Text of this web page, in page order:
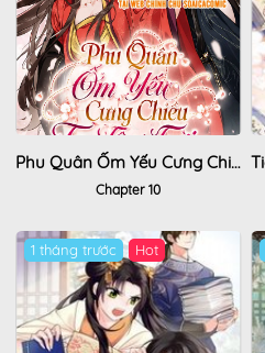
Phu Quân Ốm Yếu Cưng Chiều Ta Tận Trời
Chapter 10
1 tháng trước Hot